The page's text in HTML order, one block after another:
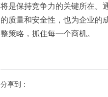
将是保持竞争力的关键所在。
的质量和安全性，也为企业的
整策略，抓住每一个商机。
分享到：